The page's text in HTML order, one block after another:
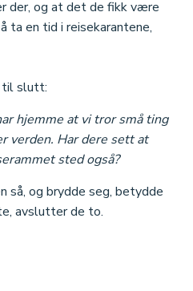
der, og at det de fikk være
ta en tid i reisekarantene,
til slutt:
hjemme at vi tror små ting
verden. Har dere sett at
sted også?
så, og brydde seg, betydde
avslutter de to.